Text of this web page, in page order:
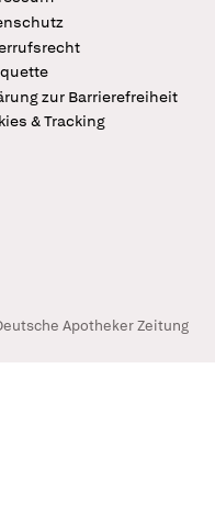
zur Barrierefreiheit
& Tracking
Apotheker Zeitung